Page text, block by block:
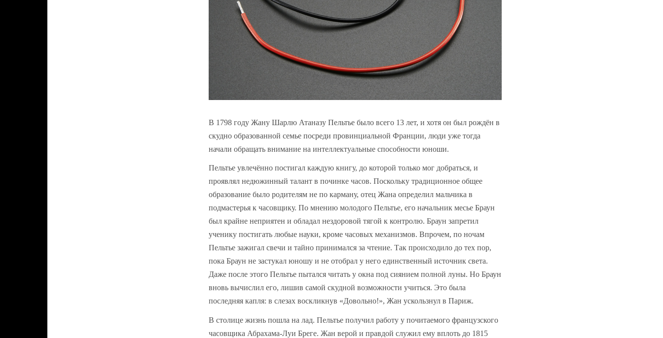
В 1798 году Жану Шарлю Атаназу Пельтье было всего 13 лет, и хотя он был рождён в
скудно образованной семье посреди провинциальной Франции, люди уже тогда
начали обращать внимание на интеллектуальные способности юноши.
Пельтье увлечённо постигал каждую книгу, до которой только мог добраться, и
проявлял недюжинный талант в починке часов. Поскольку традиционное общее
образование было родителям не по карману, отец Жана определил мальчика в
подмастерья к часовщику. По мнению молодого Пельтье, его начальник месье Браун
был крайне неприятен и обладал нездоровой тягой к контролю. Браун запретил
ученику постигать любые науки, кроме часовых механизмов. Впрочем, по ночам
Пельтье зажигал свечи и тайно принимался за чтение. Так происходило до тех пор,
пока Браун не застукал юношу и не отобрал у него единственный источник света.
Даже после этого Пельтье пытался читать у окна под сиянием полной луны. Но Браун
вновь вычислил его, лишив самой скудной возможности учиться. Это была
последняя капля: в слезах воскликнув «Довольно!», Жан ускользнул в Париж.
В столице жизнь пошла на лад. Пельтье получил работу у почитаемого французского
часовщика Абрахама-Луи Бреге. Жан верой и правдой служил ему вплоть до 1815